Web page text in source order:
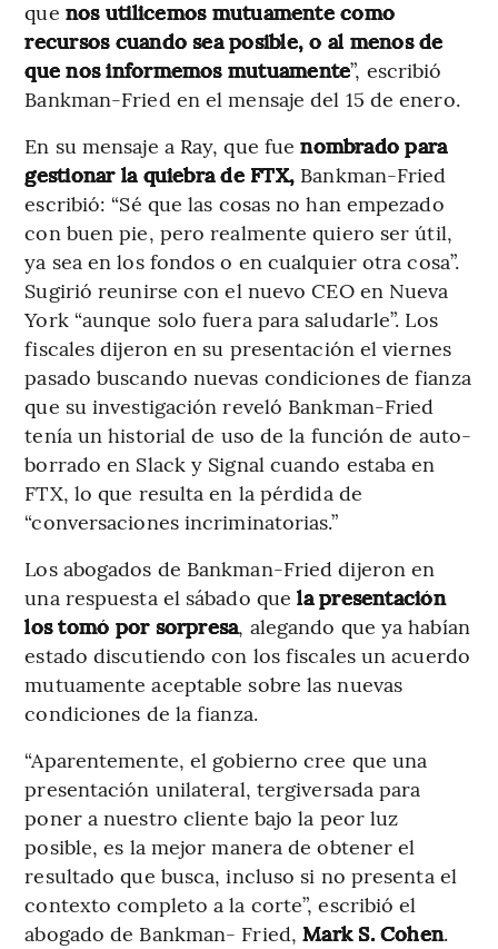
que nos utilicemos mutuamente como
recursos cuando sea posible, o al menos de
que nos informemos mutuamente”, escribió
Bankman-Fried en el mensaje del 15 de enero.
En su mensaje a Ray, que fuenombrado para
gestionar la quiebra de FTX, Bankman-Fried
escribió: “Sé que las cosas no han empezado
con buen pie, pero realmente quiero ser útil,
ya sea en los fondos o en cualquier otra cosa”.
Sugirió reunirse con el nuevo CEO en Nueva
York “aunque solo fuera para saludarle”. Los
fiscales dijeron en su presentación el viernes
pasado buscando nuevas condiciones de fianza
que su investigación reveló Bankman-Fried
tenía un historial de uso de la función de auto-
borrado en Slack y Signal cuando estaba en
FTX, lo que resulta en la pérdida de
“conversaciones incriminatorias.”
Los abogados de Bankman-Fried dijeron en
una respuesta el sábado que la presentación
los tomó por sorpresa, alegando que ya habían
estado discutiendo con los fiscales un acuerdo
mutuamente aceptable sobre las nuevas
condiciones de la fianza.
“Aparentemente, el gobierno cree que una
presentación unilateral, tergiversada para
poner a nuestro cliente bajo la peor luz
posible, es la mejor manera de obtener el
resultado que busca, incluso si no presenta el
contexto completo a la corte”, escribió el
abogado de Bankman- Fried,Mark S. Cohen.